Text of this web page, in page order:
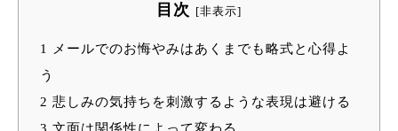
目次 [非表示]
1
メールでのお悔やみはあくまでも略式と心得よ
う
2 悲しみの気持ちを刺激するような表現は避ける